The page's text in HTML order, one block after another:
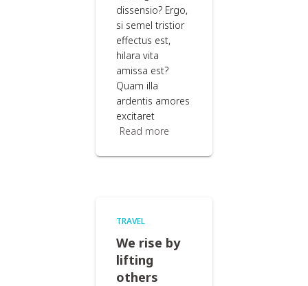
dissensio? Ergo,
si semel tristior
effectus est,
hilara vita
amissa est?
Quam illa
ardentis amores
excitaret
Read more
TRAVEL
We rise by
lifting
others